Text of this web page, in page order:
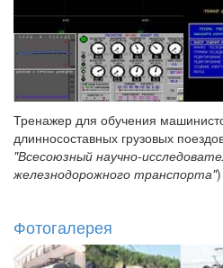
Тренажер для обучения
длинносоставных грузовых
"Всесоюзный научно-
железнодорожного транспорта")
Фотогалерея